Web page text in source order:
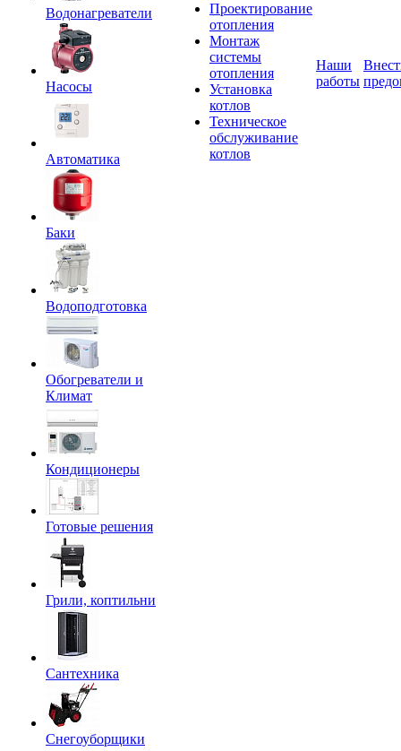
Водонагреватели
Насосы
Автоматика
Баки
Водоподготовка
Обогреватели и
Климат
Кондиционеры
Готовые решения
Грили, коптильни
Сантехника
Снегоуборщики
Проектирование
отопления
Монтаж
системы
отопления
Установка
котлов
Техническое
обслуживание
котлов
Наши
работы